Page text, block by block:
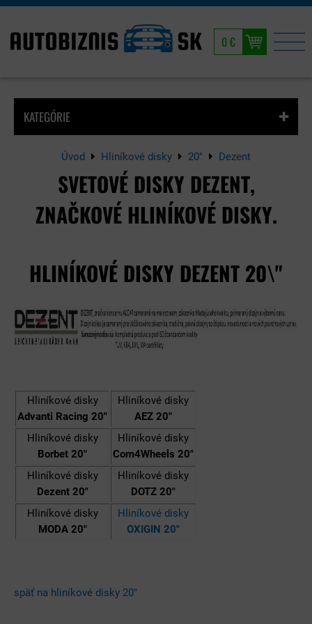
0 €
Úvod Hliníkové disky 20" Dezent
SVETOVÉ DISKY DEZENT,
ZNAČKOVÉ HLINÍKOVÉ DISKY.
KATEGÓRIE
HLINÍKOVÉ DISKY DEZENT 20\"
Hliníkové disky
Advanti Racing 20"
Hliníkové disky
AEZ 20"
Hliníkové disky
Borbet 20"
Hliníkové disky
Com4Wheels 20"
Hliníkové disky
Dezent 20"
Hliníkové disky
DOTZ 20"
Hliníkové disky
MODA 20"
Hliníkové disky
OXIGIN 20"
späť na hliníkové disky 20"